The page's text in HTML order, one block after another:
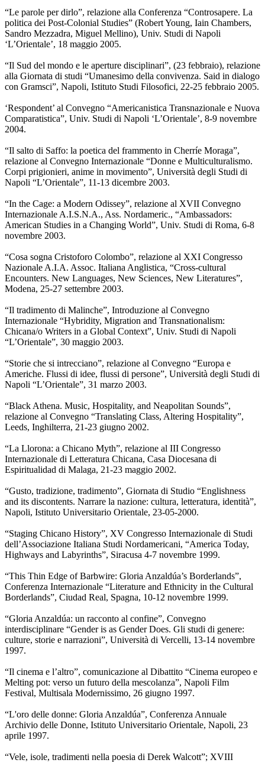
“Le parole per dirlo”, relazione alla Conferenza “Controsapere. La
politica dei Post-Colonial Studies” (Robert Young, Iain Chambers,
Sandro Mezzadra, Miguel Mellino), Univ. Studi di Napoli
‘L’Orientale’, 18 maggio 2005.
“Il Sud del mondo e le aperture disciplinari”, (23 febbraio), relazione
alla Giornata di studi “Umanesimo della convivenza. Said in dialogo
con Gramsci”, Napoli, Istituto Studi Filosofici, 22-25 febbraio 2005.
‘Respondent’ al Convegno “Americanistica Transnazionale e Nuova
Comparatistica”, Univ. Studi di Napoli ‘L’Orientale’, 8-9 novembre
2004.
“Il salto di Saffo: la poetica del frammento in Cherríe Moraga”,
relazione al Convegno Internazionale “Donne e Multiculturalismo.
Corpi prigionieri, anime in movimento”, Università degli Studi di
Napoli “L’Orientale”, 11-13 dicembre 2003.
“In the Cage: a Modern Odissey”, relazione al XVII Convegno
Internazionale A.I.S.N.A., Ass. Nordameric., “Ambassadors:
American Studies in a Changing World”, Univ. Studi di Roma, 6-8
novembre 2003.
“Cosa sogna Cristoforo Colombo”, relazione al XXI Congresso
Nazionale A.I.A. Assoc. Italiana Anglistica, “Cross-cultural
Encounters. New Languages, New Sciences, New Literatures”,
Modena, 25-27 settembre 2003.
“Il tradimento di Malinche”, Introduzione al Convegno
Internazionale “Hybridity, Migration and Transnationalism:
Chicana/o Writers in a Global Context”, Univ. Studi di Napoli
“L’Orientale”, 30 maggio 2003.
“Storie che si intrecciano”, relazione al Convegno “Europa e
Americhe. Flussi di idee, flussi di persone”, Università degli Studi di
Napoli “L’Orientale”, 31 marzo 2003.
“Black Athena. Music, Hospitality, and Neapolitan Sounds”,
relazione al Convegno “Translating Class, Altering Hospitality”,
Leeds, Inghilterra, 21-23 giugno 2002.
“La Llorona: a Chicano Myth”, relazione al III Congresso
Internazionale di Letteratura Chicana, Casa Diocesana di
Espiritualidad di Malaga, 21-23 maggio 2002.
“Gusto, tradizione, tradimento”, Giornata di Studio “Englishness
and its discontents. Narrare la nazione: cultura, letteratura, identità”,
Napoli, Istituto Universitario Orientale, 23-05-2000.
“Staging Chicano History”, XV Congresso Internazionale di Studi
dell’Associazione Italiana Studi Nordamericani, “America Today,
Highways and Labyrinths”, Siracusa 4-7 novembre 1999.
“This Thin Edge of Barbwire: Gloria Anzaldúa’s Borderlands”,
Conferenza Internazionale “Literature and Ethnicity in the Cultural
Borderlands”, Ciudad Real, Spagna, 10-12 novembre 1999.
“Gloria Anzaldúa: un racconto al confine”, Convegno
interdisciplinare “Gender is as Gender Does. Gli studi di genere:
culture, storie e narrazioni”, Università di Vercelli, 13-14 novembre
1997.
“Il cinema e l’altro”, comunicazione al Dibattito “Cinema europeo e
Melting pot: verso un futuro della mescolanza”, Napoli Film
Festival, Multisala Modernissimo, 26 giugno 1997.
“L'oro delle donne: Gloria Anzaldúa”, Conferenza Annuale
Archivio delle Donne, Istituto Universitario Orientale, Napoli, 23
aprile 1997.
“Vele, isole, tradimenti nella poesia di Derek Walcott”; XVIII